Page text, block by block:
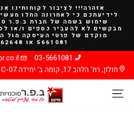
קריאה
אזהרה!!! לציבור לקוחותינו
לידיעתכם כי לאחרונה החלו
שימוש בשמה של חברת ב.פ.ר
מבקשים לא להעביר כספים ו/או
5661081 או 03-5662648
03-5661081
חולון, רח' הלהב 17, קומה ב' יחידה C-07